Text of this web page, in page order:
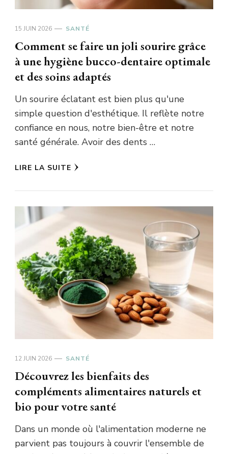
15 JUIN 2026 SANTÉ
Comment se faire un joli sourire grâce
à une hygiène bucco-dentaire optimale
et des soins adaptés
Un sourire éclatant est bien plus qu'une
simple question d'esthétique. Il reflète notre
confiance en nous, notre bien-être et notre
santé générale. Avoir des dents …
LIRE LA SUITE
12 JUIN 2026 SANTÉ
Découvrez les bienfaits des
compléments alimentaires naturels et
bio pour votre santé
Dans un monde où l'alimentation moderne ne
parvient pas toujours à couvrir l'ensemble de